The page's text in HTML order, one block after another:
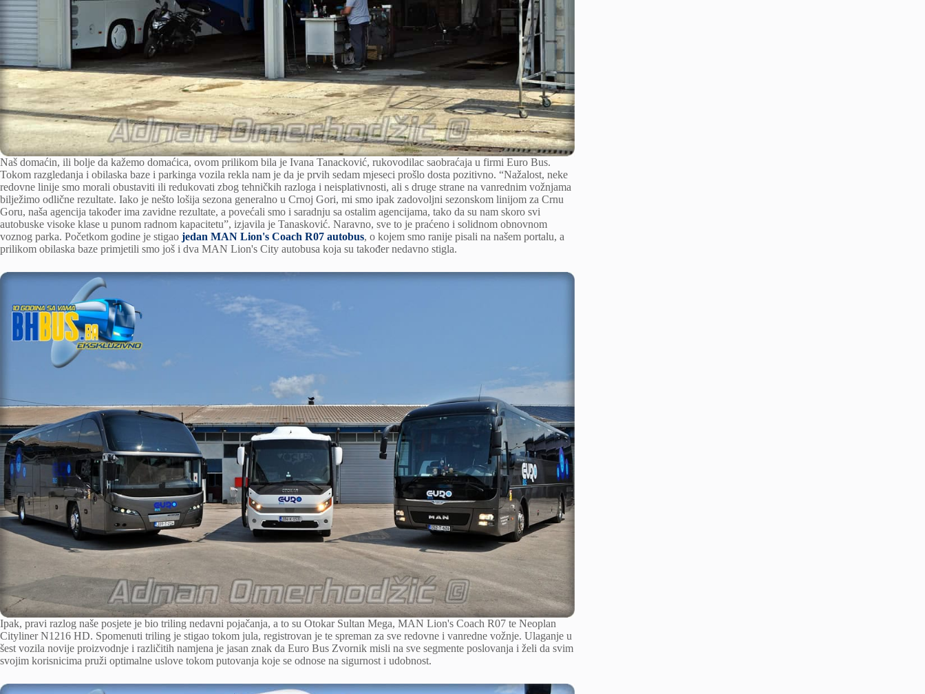
Naš domaćin, ili bolje da kažemo domaćica, ovom prilikom bila je Ivana Tanacković, rukovodilac saobraćaja u firmi Euro Bus.
Tokom razgledanja i obilaska baze i parkinga vozila rekla nam je da je prvih sedam mjeseci prošlo dosta pozitivno. “Nažalost, neke
redovne linije smo morali obustaviti ili redukovati zbog tehničkih razloga i neisplativnosti, ali s druge strane na vanrednim vožnjama
bilježimo odlične rezultate. Iako je nešto lošija sezona generalno u Crnoj Gori, mi smo ipak zadovoljni sezonskom linijom za Crnu
Goru, naša agencija također ima zavidne rezultate, a povećali smo i saradnju sa ostalim agencijama, tako da su nam skoro svi
autobuske visoke klase u punom radnom kapacitetu”, izjavila je Tanasković. Naravno, sve to je praćeno i solidnom obnovnom
voznog parka. Početkom godine je stigao jedan MAN Lion's Coach R07 autobus, o kojem smo ranije pisali na našem portalu, a
prilikom obilaska baze primjetili smo još i dva MAN Lion's City autobusa koja su također nedavno stigla.
Ipak, pravi razlog naše posjete je bio triling nedavni pojačanja, a to su Otokar Sultan Mega, MAN Lion's Coach R07 te Neoplan
Cityliner N1216 HD. Spomenuti triling je stigao tokom jula, registrovan je te spreman za sve redovne i vanredne vožnje. Ulaganje u
šest vozila novije proizvodnje i različitih namjena je jasan znak da Euro Bus Zvornik misli na sve segmente poslovanja i želi da svim
svojim korisnicima pruži optimalne uslove tokom putovanja koje se odnose na sigurnost i udobnost.